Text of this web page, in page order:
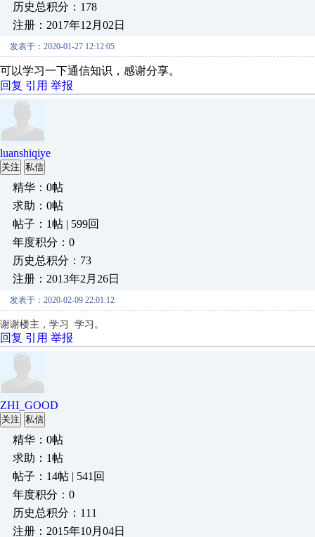
历史总积分：178
注册：2017年12月02日
发表于：2020-01-27 12:12:05
可以学习一下通信知识，感谢分享。
回复 引用 举报
luanshiqiye
关注 私信
精华：0帖
求助：0帖
帖子：1帖 | 599回
年度积分：0
历史总积分：73
注册：2013年2月26日
发表于：2020-02-09 22:01:12
谢谢楼主，学习 学习。
回复 引用 举报
ZHI_GOOD
关注 私信
精华：0帖
求助：1帖
帖子：14帖 | 541回
年度积分：0
历史总积分：111
注册：2015年10月04日